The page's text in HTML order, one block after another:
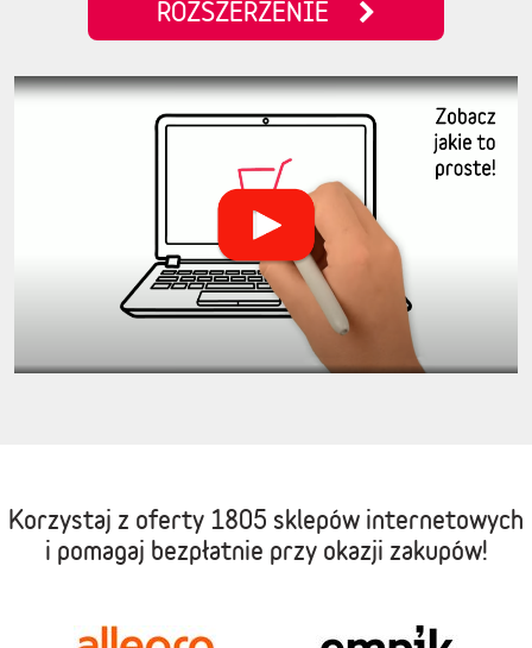
ROZSZERZENIE
Korzystaj z oferty 1805 sklepów internetowych
i pomagaj bezpłatnie przy okazji zakupów!